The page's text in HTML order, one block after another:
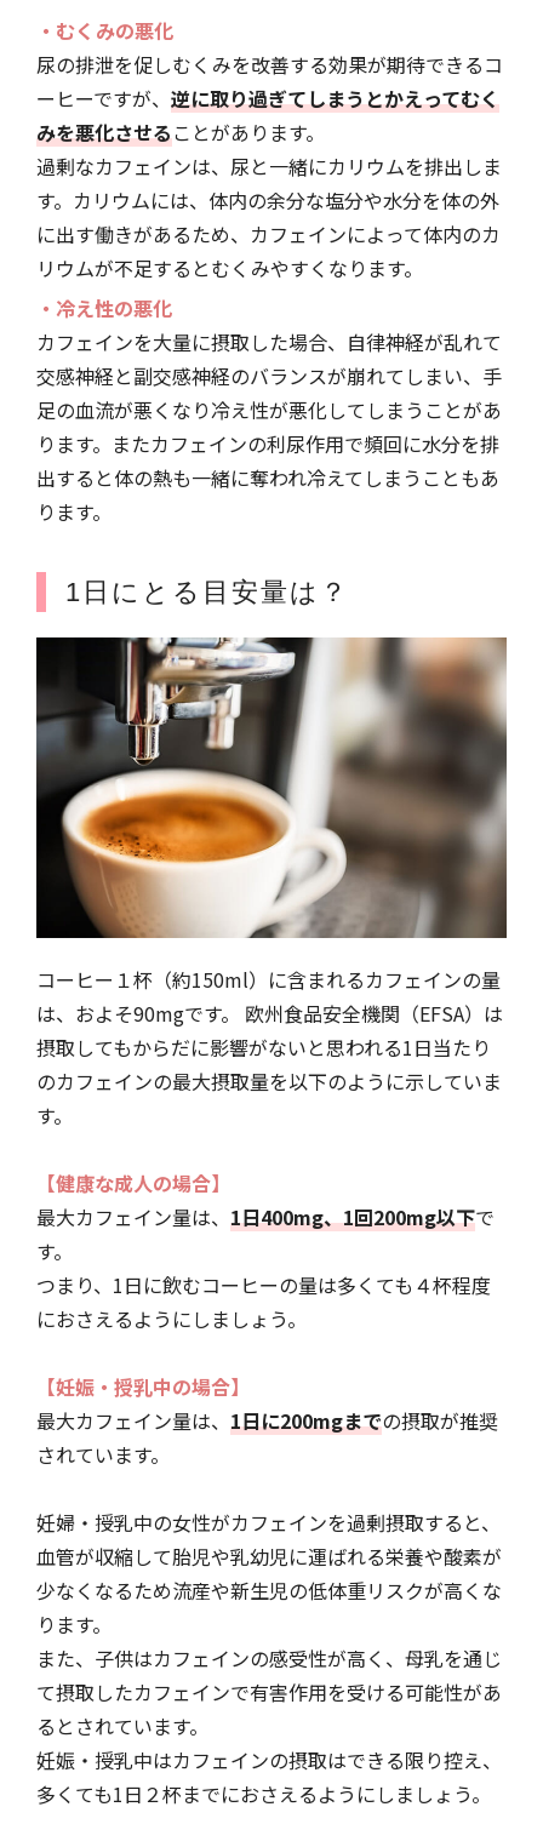
・むくみの悪化
尿の排泄を促しむくみを改善する効果が期待できるコ
ーヒーですが、 逆に取り過ぎてしまうとかえってむく
みを悪化させることがあります。
過剰なカフェインは、尿と一緒にカリウムを排出しま
す。カリウムには、体内の余分な塩分や水分を体の外
に出す働きがあるため、カフェインによって体内のカ
リウムが不足するとむくみやすくなります。
・冷え性の悪化
カフェインを大量に摂取した場合、自律神経が乱れて
交感神経と副交感神経のバランスが崩れてしまい、手
足の血流が悪くなり冷え性が悪化してしまうことがあ
ります。またカフェインの利尿作用で頻回に水分を排
出すると体の熱も一緒に奪われ冷えてしまうこともあ
ります。
1日にとる目安量は？
コーヒー１杯（約150ml）に含まれるカフェインの量
は、およそ90mgです。 欧州食品安全機関（EFSA）は
摂取してもからだに影響がないと思われる1日当たり
のカフェインの最大摂取量を以下のように示していま
す。
【健康な成人の場合】
最大カフェイン量は、 1日400mg、1回200mg以下で
す。
つまり、1日に飲むコーヒーの量は多くても４杯程度
におさえるようにしましょう。
【妊娠・授乳中の場合】
最大カフェイン量は、 1日に200mgまでの摂取が推奨
されています。
妊婦・授乳中の女性がカフェインを過剰摂取すると、
血管が収縮して胎児や乳幼児に運ばれる栄養や酸素が
少なくなるため流産や新生児の低体重リスクが高くな
ります。
また、子供はカフェインの感受性が高く、母乳を通じ
て摂取したカフェインで有害作用を受ける可能性があ
るとされています。
妊娠・授乳中はカフェインの摂取はできる限り控え、
多くても1日２杯までにおさえるようにしましょう。